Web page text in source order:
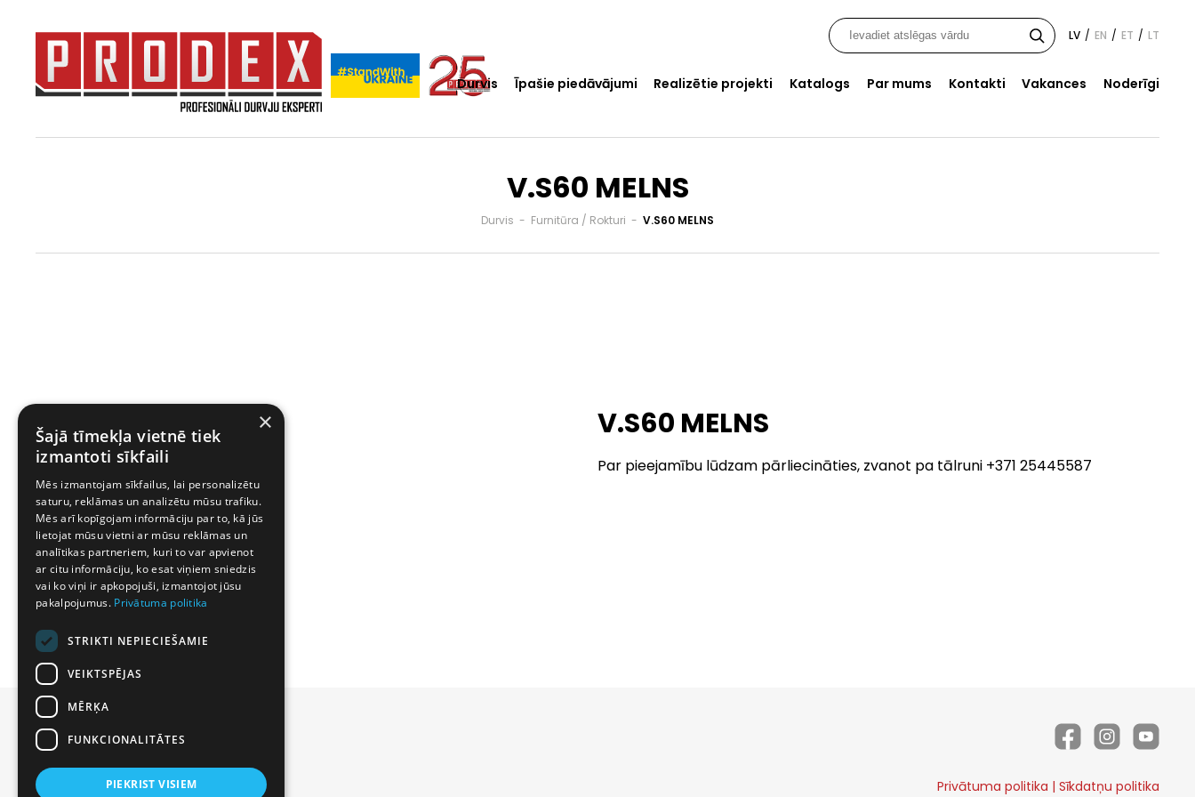
Durvis Īpašie piedāvājumi Realizētie projekti Katalogs Par mums Kontakti Vakances Noderīgi
LV / EN / ET / LT
V.S60 MELNS
Durvis - Furnitūra / Rokturi - V.S60 MELNS
V.S60 MELNS
Par pieejamību lūdzam pārliecināties, zvanot pa tālruni +371 25445587
Privātuma politika | Sīkdatņu politika
×
Šajā tīmekļa vietnē tiek
izmantoti sīkfaili
Mēs izmantojam sīkfailus, lai personalizētu
saturu, reklāmas un analizētu mūsu trafiku.
Mēs arī kopīgojam informāciju par to, kā jūs
lietojat mūsu vietni ar mūsu reklāmas un
analītikas partneriem, kuri to var apvienot
ar citu informāciju, ko esat viņiem sniedzis
vai ko viņi ir apkopojuši, izmantojot jūsu
pakalpojumus. Privātuma politika
STRIKTI NEPIECIEŠAMIE
VEIKTSPĒJAS
MĒRĶA
FUNKCIONALITĀTES
PIEKRIST VISIEM